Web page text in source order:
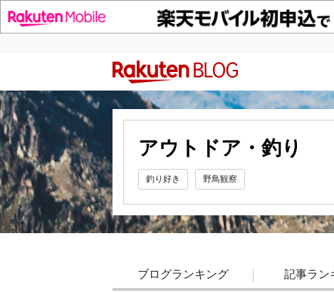
アウトドア・釣り
釣り好き 野鳥観察
ブログランキング 記事ラン